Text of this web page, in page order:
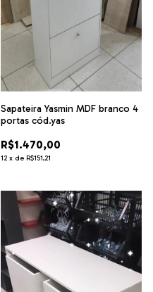
Sapateira Yasmin MDF branco 4
portas cód.yas
R$1.470,00
12 x de R$151,21